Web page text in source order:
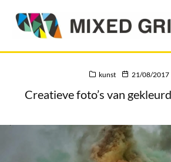
kunst 21/08/2017
Creatieve foto’s van